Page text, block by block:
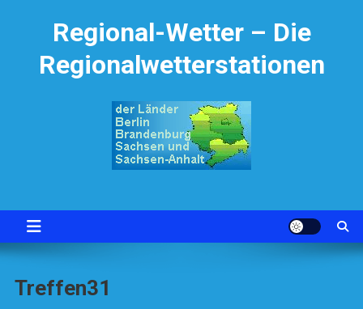
Regional-Wetter – Die
Regionalwetterstationen
Treffen31